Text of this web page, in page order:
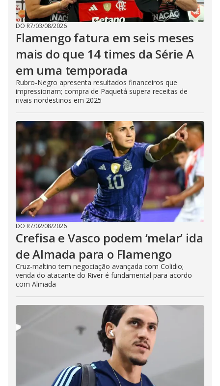
DO R7/03/08/2026
Flamengo fatura em seis meses
mais do que 14 times da Série A
em uma temporada
Rubro-Negro apresenta resultados financeiros que
impressionam; compra de Paquetá supera receitas de
rivais nordestinos em 2025
DO R7/02/08/2026
Crefisa e Vasco podem ‘melar’ ida
de Almada para o Flamengo
Cruz-maltino tem negociação avançada com Colidio;
venda do atacante do River é fundamental para acordo
com Almada